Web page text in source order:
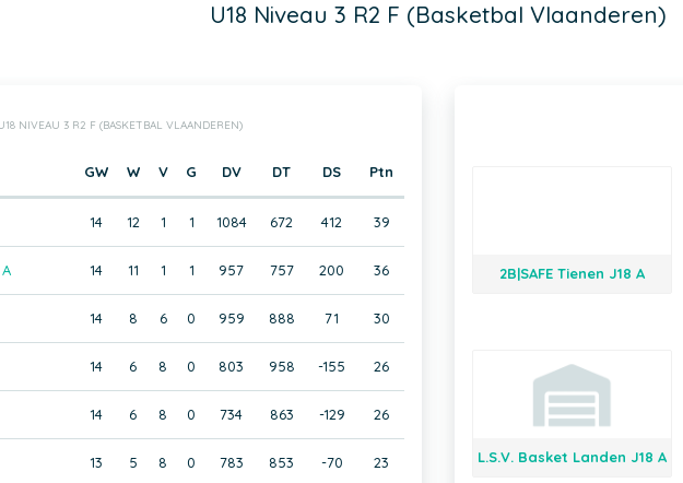
U18 Niveau 3 R2 F (Basketbal Vlaanderen)
NIVEAU 3 R2 F (BASKETBAL VLAANDEREN)
GW W V G DV DT DS Ptn
14 12 1 1 1084 672 412 39
14 11 1 1 957 757 200 36
14 8 6 0 959 888 71 30
14 6 8 0 803 958 -155 26
14 6 8 0 734 863 -129 26
13 5 8 0 783 853 -70 23
2B|SAFE Tienen J18 A
L.S.V. Basket Landen J18 A